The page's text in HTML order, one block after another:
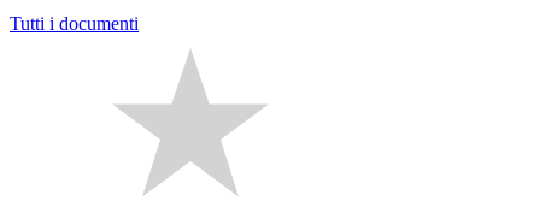
Tutti i documenti